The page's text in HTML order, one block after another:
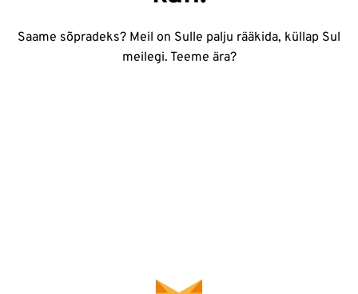
Saame sõpradeks? Meil on Sulle palju rääkida, küllap Sul
meilegi. Teeme ära?